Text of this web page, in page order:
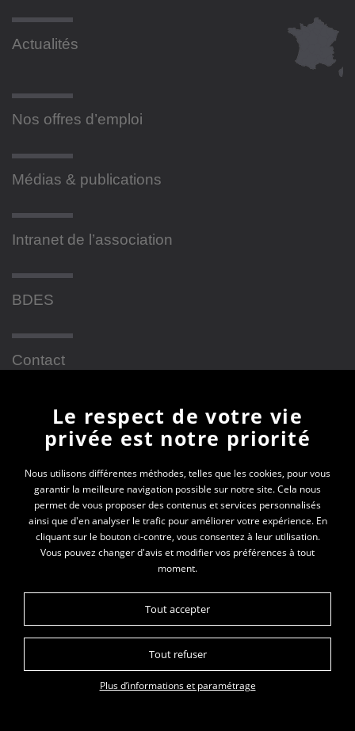
Actualités
Nos offres d’emploi
Médias & publications
Intranet de l’association
BDES
Contact
Newsletter
En vous inscrivant à la newsletter, vous recevrez
toutes les actualités des PEP 69
Votre e-mail*
Le respect de votre vie
privée est notre priorité
Nous utilisons différentes méthodes, telles que les cookies, pour vous
garantir la meilleure navigation possible sur notre site. Cela nous
permet de vous proposer des contenus et services personnalisés
ainsi que d'en analyser le trafic pour améliorer votre expérience. En
cliquant sur le bouton ci-contre, vous consentez à leur utilisation.
Vous pouvez changer d'avis et modifier vos préférences à tout
moment.
Tout accepter
Tout refuser
Plus d’informations et paramétrage